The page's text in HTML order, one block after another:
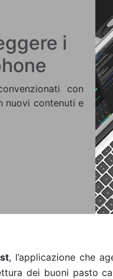
i
con
nuovi contenuti e
, l’applicazione che
dei buoni pasto